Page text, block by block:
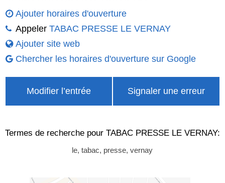
Ajouter horaires d'ouverture
Appeler TABAC PRESSE LE VERNAY
Ajouter site web
Chercher les horaires d'ouverture sur Google
Modifier l’entrée Signaler une erreur
Termes de recherche pour TABAC PRESSE LE VERNAY:
le, tabac, presse, vernay